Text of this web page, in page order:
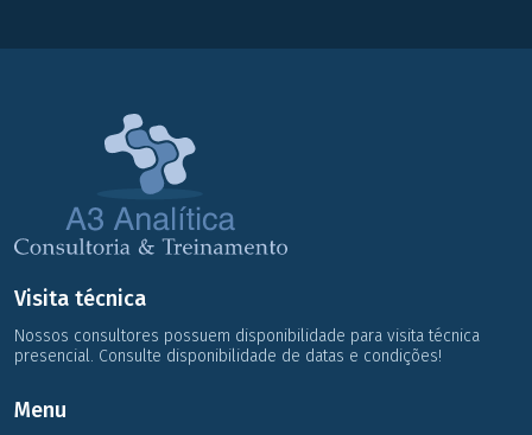
Visita técnica
Nossos consultores possuem disponibilidade para visita técnica
presencial. Consulte disponibilidade de datas e condições!
Menu